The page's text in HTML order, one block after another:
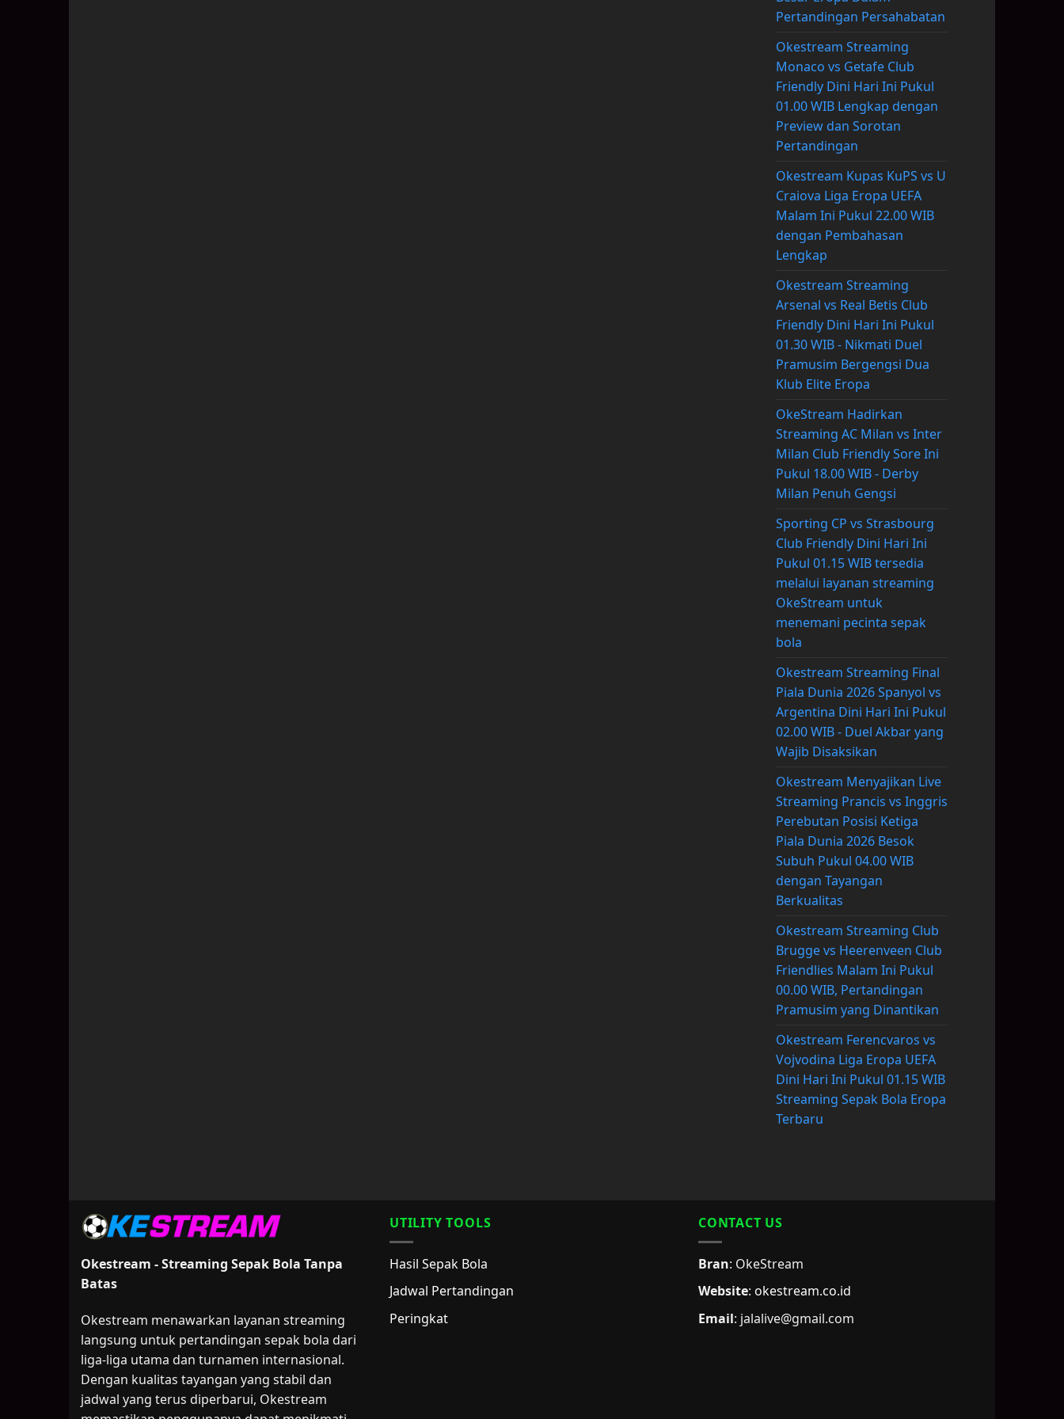
Pertandingan Persahabatan
Okestream Streaming
Monaco vs Getafe Club
Friendly Dini Hari Ini Pukul
01.00 WIB Lengkap dengan
Preview dan Sorotan
Pertandingan
Okestream Kupas KuPS vs U
Craiova Liga Eropa UEFA
Malam Ini Pukul 22.00 WIB
dengan Pembahasan
Lengkap
Okestream Streaming
Arsenal vs Real Betis Club
Friendly Dini Hari Ini Pukul
01.30 WIB - Nikmati Duel
Pramusim Bergengsi Dua
Klub Elite Eropa
OkeStream Hadirkan
Streaming AC Milan vs Inter
Milan Club Friendly Sore Ini
Pukul 18.00 WIB - Derby
Milan Penuh Gengsi
Sporting CP vs Strasbourg
Club Friendly Dini Hari Ini
Pukul 01.15 WIB tersedia
melalui layanan streaming
OkeStream untuk
menemani pecinta sepak
bola
Okestream Streaming Final
Piala Dunia 2026 Spanyol vs
Argentina Dini Hari Ini Pukul
02.00 WIB - Duel Akbar yang
Wajib Disaksikan
Okestream Menyajikan Live
Streaming Prancis vs Inggris
Perebutan Posisi Ketiga
Piala Dunia 2026 Besok
Subuh Pukul 04.00 WIB
dengan Tayangan
Berkualitas
Okestream Streaming Club
Brugge vs Heerenveen Club
Friendlies Malam Ini Pukul
00.00 WIB, Pertandingan
Pramusim yang Dinantikan
Okestream Ferencvaros vs
Vojvodina Liga Eropa UEFA
Dini Hari Ini Pukul 01.15 WIB
Streaming Sepak Bola Eropa
Terbaru
Okestream - Streaming Sepak Bola Tanpa
Batas
Okestream menawarkan layanan streaming
langsung untuk pertandingan sepak bola dari
liga-liga utama dan turnamen internasional.
Dengan kualitas tayangan yang stabil dan
jadwal yang terus diperbarui, Okestream
UTILITY TOOLS
Hasil Sepak Bola
Jadwal Pertandingan
Peringkat
CONTACT US
Bran: OkeStream
Website: okestream.co.id
Email: jalalive@gmail.com